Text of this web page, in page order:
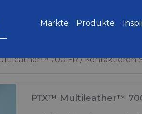
700 FR Kontaktieren
PTX™ Multileather™
Märkte
Produkte